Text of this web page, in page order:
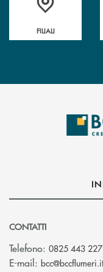
FILIALI
CONTATTI
Telefono: 0825 443 227
E-mail: bcc@bccflumeri.it